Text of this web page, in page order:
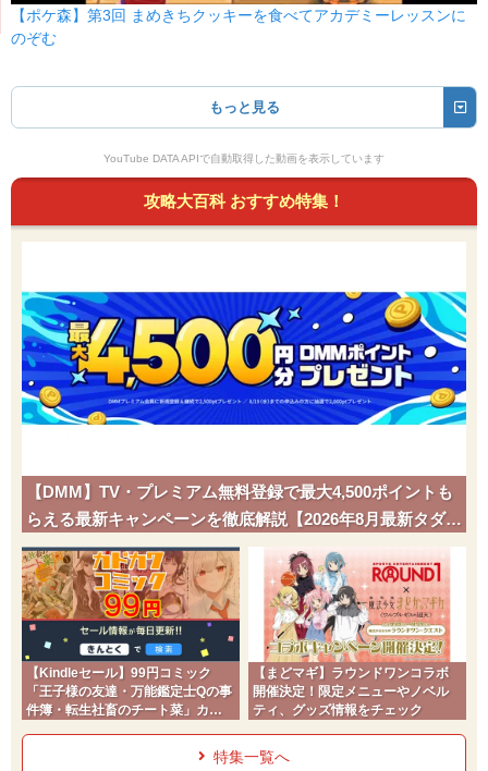
【ポケ森】第3回 まめきちクッキーを食べてアカデミーレッスンに
のぞむ
もっと見る
YouTube DATA APIで自動取得した動画を表示しています
攻略大百科 おすすめ特集！
【DMM】TV・プレミアム無料登録で最大4,500ポイントも
らえる最新キャンペーンを徹底解説【2026年8月最新タダポ
チ】
【Kindleセール】99円コミック
「王子様の友達・万能鑑定士Qの事
件簿・転生社畜のチート菜」カド
【まどマギ】ラウンドワンコラボ
開催決定！限定メニューやノベル
ティ、グッズ情報をチェック
特集一覧へ